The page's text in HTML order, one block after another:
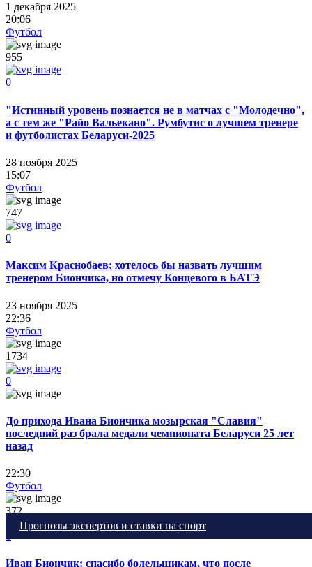
1 декабря 2025
20:06
Футбол
955
0
"Истинный уровень познается не в матчах с "Молодечно",
а с тем же "Райо Вальекано". Румбутис о лучшем тренере
и футболистах Беларуси-2025
28 ноября 2025
15:07
Футбол
747
0
Максим Краснобаев: хотелось бы назвать лучшим
тренером Биончика, но отмечу Концевого в БАТЭ
23 ноября 2025
22:36
Футбол
1734
0
До прихода Ивана Биончика мозырская "Славия"
последний раз брала медали чемпионата Беларуси 25 лет
назад
22:30
Футбол
372
Иван Биончик: спасибо болельщикам, что после
Прогнозы экспертов и ставки на спорт